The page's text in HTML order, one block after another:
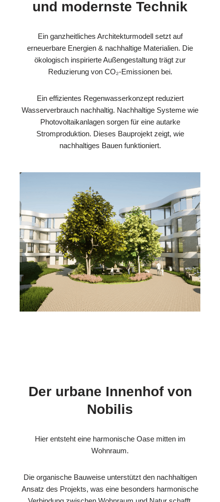
und modernste Technik
Ein ganzheitliches Architekturmodell setzt auf
erneuerbare Energien & nachhaltige Materialien. Die
ökologisch inspirierte Außengestaltung trägt zur
Reduzierung von CO₂-Emissionen bei.
Ein effizientes Regenwasserkonzept reduziert
Wasserverbrauch nachhaltig. Nachhaltige Systeme wie
Photovoltaikanlagen sorgen für eine autarke
Stromproduktion. Dieses Bauprojekt zeigt, wie
nachhaltiges Bauen funktioniert.
Der urbane Innenhof von
Nobilis
Hier entsteht eine harmonische Oase mitten im
Wohnraum.
Die organische Bauweise unterstützt den nachhaltigen
Ansatz des Projekts, was eine besonders harmonische